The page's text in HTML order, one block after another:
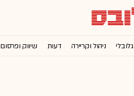
גלובלי ניהול וקריירה דעות שיווק ופרסום